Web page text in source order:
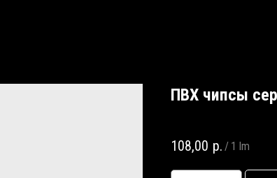
ПВХ чипсы
108,00 р. / 1 lm